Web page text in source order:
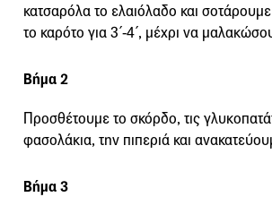
κατσαρόλα το ελαιόλαδο και
το καρότο για 3΄-4΄, μέχρι να
Βήμα 2
Προσθέτουμε το σκόρδο, τις
φασολάκια, την πιπεριά και
Βήμα 3